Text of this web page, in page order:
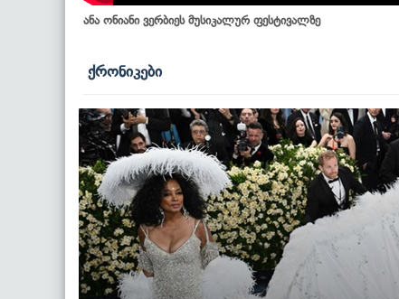
ანა ონიანი ვერბიეს მუსიკალურ ფესტივალზე
ქრონიკები